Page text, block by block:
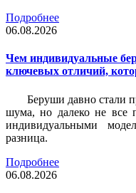
Подробнее
06.08.2026
Чем индивидуальные
ключевых отличий,
Беруши давно стали
шума, но далеко не
индивидуальными
разница.
Подробнее
06.08.2026